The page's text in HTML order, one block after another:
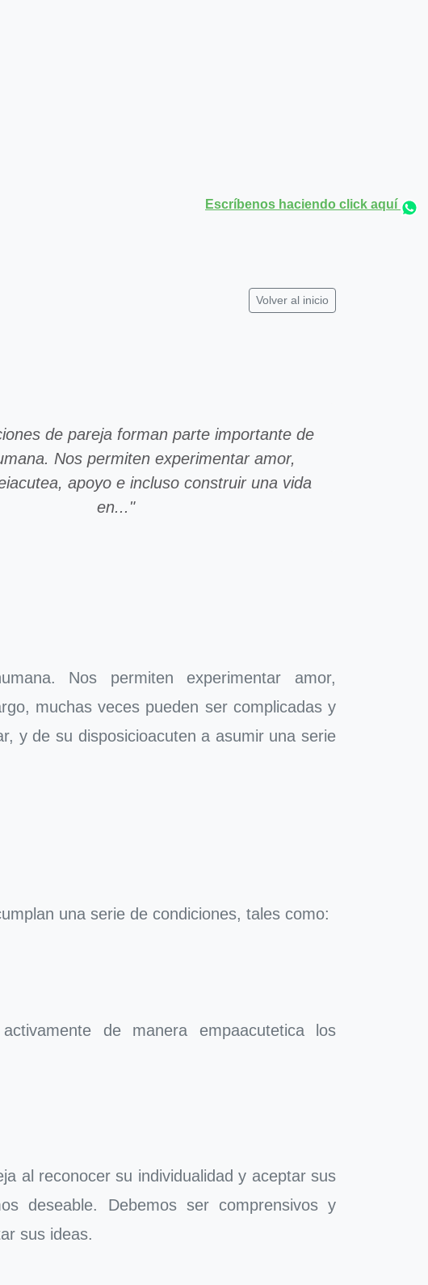
Escríbenos haciendo click aquí
Volver al inicio
de pareja forman parte importante de
Nos permiten experimentar amor,
apoyo e incluso construir una vida
en..."
Nos permiten experimentar amor,
muchas veces pueden ser complicadas y
y de su disposicioacuten a asumir una serie
una serie de condiciones, tales como:
de manera empaacutetica los
al reconocer su individualidad y aceptar sus
deseable. Debemos ser comprensivos y
sus ideas.